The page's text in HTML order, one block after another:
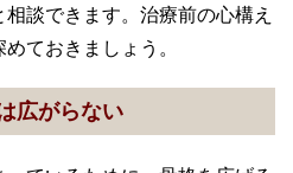
談できます。治療前の心構え
ておきましょう。
広がらない